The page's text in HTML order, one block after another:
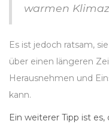
warmen
Es ist jedoch ratsam,
über einen längeren
Herausnehmen und
kann.
Ein weiterer Tipp ist